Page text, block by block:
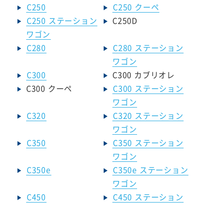
C250
C250 クーペ
C250 ステーション
ワゴン
C250D
C280
C280 ステーション
ワゴン
C300
C300 カブリオレ
C300 クーペ
C300 ステーション
ワゴン
C320
C320 ステーション
ワゴン
C350
C350 ステーション
ワゴン
C350e
C350e ステーション
ワゴン
C450
C450 ステーション